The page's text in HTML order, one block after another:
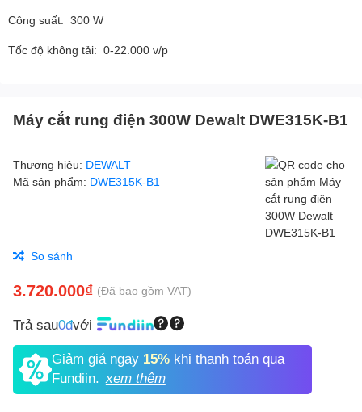
Công suất: 300 W
Tốc độ không tải: 0-22.000 v/p
Máy cắt rung điện 300W Dewalt DWE315K-B1
Thương hiệu: DEWALT
Mã sản phẩm: DWE315K-B1
So sánh
3.720.000₫ (Đã bao gồm VAT)
Trả sau0đvới
Giảm giá ngay 15%khi thanh toán qua
Fundiin. xem thêm